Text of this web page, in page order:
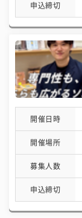
申込締切
開催日時
開催場所
募集人数
申込締切